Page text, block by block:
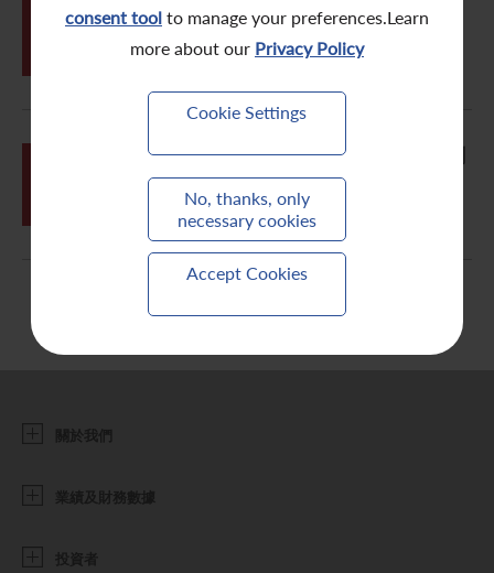
consent toolto manage your preferences.Learn
more about our Privacy Policy
Cookie Settings
No, thanks, only
necessary cookies
Accept Cookies
05月
31 變更申請表格
致非登記證券持有人 – 於本公司網站刊
發二零一二/二零一三年年報、通函、
股東週年大會通告及委任代表表格的通
關於我們
業績及財務數據
投資者